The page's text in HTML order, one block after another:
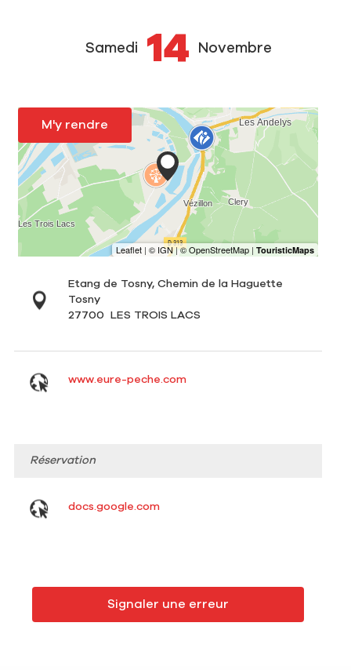
Samedi 14 Novembre
M'y rendre
Etang de Tosny, Chemin de la Haguette
Tosny
27700
LES TROIS LACS
www.eure-peche.com
Réservation
docs.google.com
Signaler une erreur